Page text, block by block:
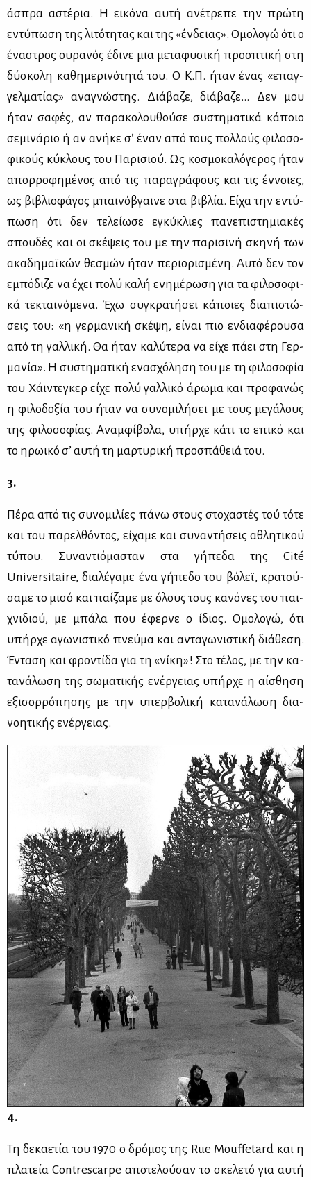
άσπρα αστέ­ρια. Η ει­κό­να αυ­τή ανέ­τρε­πε την πρώ­τη
εντύ­πω­ση της λι­τό­τη­τας και της «έν­δειας». Ομο­λο­γώ ότι ο
ένα­στρος ου­ρα­νός έδι­νε μια με­τα­φυ­σι­κή προ­ο­πτι­κή στη
δύ­σκο­λη κα­θη­με­ρι­νό­τη­τά του. Ο Κ.Π. ήταν ένας «επαγ­
γελ­μα­τί­ας» ανα­γνώ­στης. Διά­βα­ζε, διά­βα­ζε... Δεν μου
ήταν σα­φές, αν πα­ρα­κο­λου­θού­σε συ­στη­μα­τι­κά κά­ποιο
σε­μι­νά­ριο ή αν ανή­κε σ’ έναν από τους πολ­λούς φι­λο­σο­
φι­κούς κύ­κλους του Πα­ρι­σιού. Ως κο­σμο­κα­λό­γε­ρος ήταν
απορ­ρο­φη­μέ­νος από τις πα­ρα­γρά­φους και τις έν­νοιες,
ως βι­βλιο­φά­γος μπαι­νό­βγαι­νε στα βι­βλία. Εί­χα την εντύ­
πω­ση ότι δεν τε­λεί­ω­σε εγκύ­κλιες πα­νε­πι­στη­μια­κές
σπου­δές και οι σκέ­ψεις του με την πα­ρι­σι­νή σκη­νή των
ακα­δη­μαϊ­κών θε­σμών ήταν πε­ριο­ρι­σμέ­νη. Αυ­τό δεν τον
εμπό­δι­ζε να έχει πο­λύ κα­λή ενη­μέ­ρω­ση για τα φι­λο­σο­φι­
κά τε­κται­νό­με­να. Έχω συ­γκρα­τή­σει κά­ποιες δια­πι­στώ­
σεις του: «η γερ­μα­νι­κή σκέ­ψη, εί­ναι πιο εν­δια­φέ­ρου­σα
από τη γαλ­λι­κή. Θα ήταν κα­λύ­τε­ρα να εί­χε πά­ει στη Γερ­
μα­νία». Η συ­στη­μα­τι­κή ενα­σχό­λη­ση του με τη φι­λο­σο­φία
του Χάι­ντε­γκερ εί­χε πο­λύ γαλ­λι­κό άρω­μα και προ­φα­νώς
η φι­λο­δο­ξία του ήταν να συ­νο­μι­λή­σει με τους με­γά­λους
της φι­λο­σο­φί­ας. Αναμ­φί­βο­λα, υπήρ­χε κά­τι το επι­κό και
το ηρω­ι­κό σ’ αυ­τή τη μαρ­τυ­ρι­κή προ­σπά­θειά του.
3.
Πέ­ρα από τις συ­νο­μι­λί­ες πά­νω στους στο­χα­στές τού τό­τε
και του πα­ρελ­θό­ντος, εί­χα­με και συ­να­ντή­σεις αθλη­τι­κού
τύ­που. Συ­να­ντιό­μα­σταν στα γή­πε­δα της Cité
Universitaire, δια­λέ­γα­με ένα γή­πε­δο του βό­λεϊ, κρα­τού­
σα­με το μι­σό και παί­ζα­με με όλους τους κα­νό­νες του παι­
χνι­διού, με μπά­λα που έφερ­νε ο ίδιος. Ομο­λο­γώ, ότι
υπήρ­χε αγω­νι­στι­κό πνεύ­μα και αντα­γω­νι­στι­κή διά­θε­ση.
Έντα­ση και φρο­ντί­δα για τη «νί­κη»! Στο τέ­λος, με την κα­
τα­νά­λω­ση της σω­μα­τι­κής ενέρ­γειας υπήρ­χε η αί­σθη­ση
εξι­σορ­ρό­πη­σης με την υπερ­βο­λι­κή κα­τα­νά­λω­ση δια­
νοη­τι­κής ενέρ­γειας.
4.
Τη δε­κα­ε­τία του 1970 ο δρό­μος της Rue Mouffetard και η
πλα­τεία Contrescarpe απο­τε­λού­σαν το σκε­λε­τό για αυ­τή